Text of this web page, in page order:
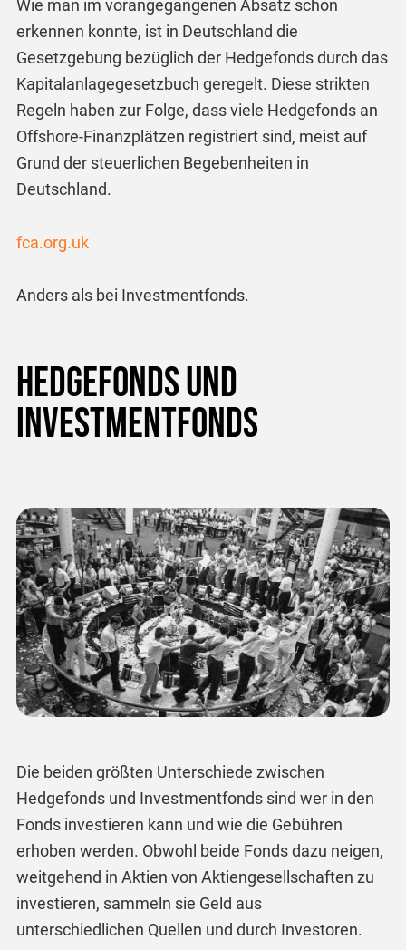
Wie man im vorangegangenen Absatz schon
erkennen konnte, ist in Deutschland die
Gesetzgebung bezüglich der Hedgefonds durch das
Kapitalanlagegesetzbuch geregelt. Diese strikten
Regeln haben zur Folge, dass viele Hedgefonds an
Offshore-Finanzplätzen registriert sind, meist auf
Grund der steuerlichen Begebenheiten in
Deutschland.
fca.org.uk
Anders als bei Investmentfonds.
Hedgefonds und
Investmentfonds
Die beiden größten Unterschiede zwischen
Hedgefonds und Investmentfonds sind wer in den
Fonds investieren kann und wie die Gebühren
erhoben werden. Obwohl beide Fonds dazu neigen,
weitgehend in Aktien von Aktiengesellschaften zu
investieren, sammeln sie Geld aus
unterschiedlichen Quellen und durch Investoren.